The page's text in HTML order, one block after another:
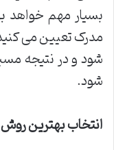
بسیار مهم خواهد
مدرک تعیین می
شود و در نتیجه
شود.
انتخاب بهترین